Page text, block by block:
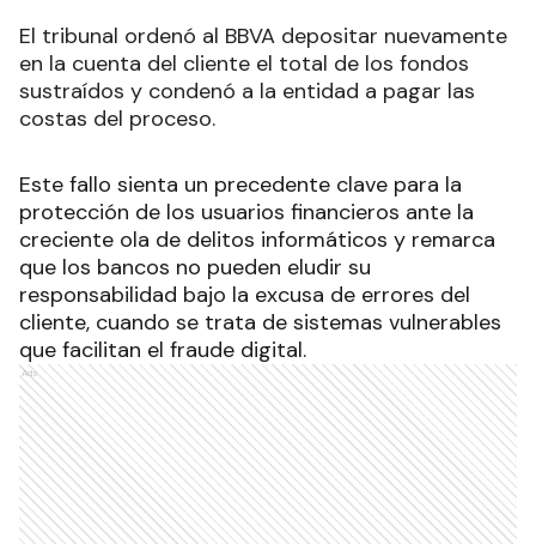
El tribunal ordenó al BBVA depositar nuevamente
en la cuenta del cliente el total de los fondos
sustraídos y condenó a la entidad a pagar las
costas del proceso.
Este fallo sienta un precedente clave para la
protección de los usuarios financieros ante la
creciente ola de delitos informáticos y remarca
que los bancos no pueden eludir su
responsabilidad bajo la excusa de errores del
cliente, cuando se trata de sistemas vulnerables
que facilitan el fraude digital.
Ads